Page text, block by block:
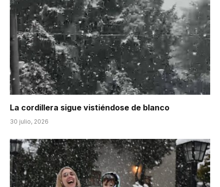
La cordillera sigue vistiéndose de blanco
30 julio, 2026